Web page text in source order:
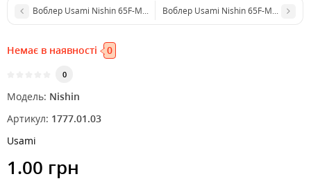
Воблер Usami Nishin 65F-MDR 7.0 g #594 (1.8 m)Воблер Usami Nishin 65F-MDR 7.0 g
Немає в наявності 0
0
Модель: Nishin
Артикул: 1777.01.03
Usami
1.00 грн